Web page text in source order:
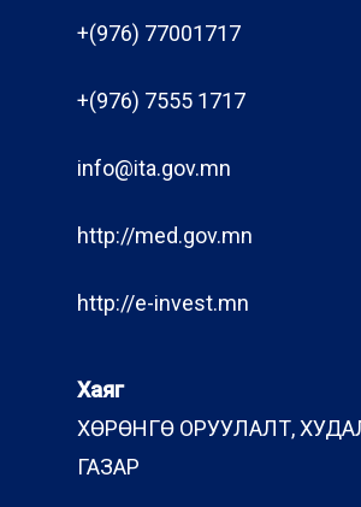
+(976) 77001717
+(976) 7555 1717
info@ita.gov.mn
http://med.gov.mn
http://e-invest.mn
Хаяг
ХӨРӨНГӨ ОРУУЛАЛТ,
ГАЗАР